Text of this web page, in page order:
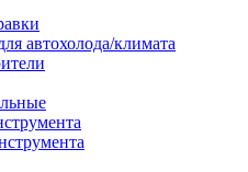
автохолода/климата